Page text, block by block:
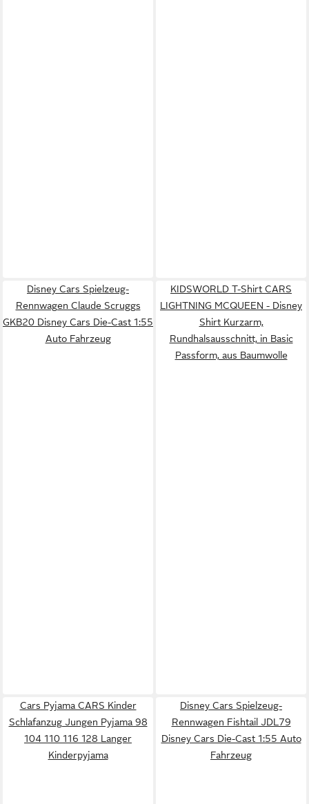
Disney Cars Spielzeug-
Rennwagen Claude Scruggs
GKB20 Disney Cars Die-Cast 1:55
Auto Fahrzeug
KIDSWORLD T-Shirt CARS
LIGHTNING MCQUEEN - Disney
Shirt Kurzarm,
Rundhalsausschnitt, in Basic
Passform, aus Baumwolle
Cars Pyjama CARS Kinder
Schlafanzug Jungen Pyjama 98
104 110 116 128 Langer
Kinderpyjama
Disney Cars Spielzeug-
Rennwagen Fishtail JDL79
Disney Cars Die-Cast 1:55 Auto
Fahrzeug